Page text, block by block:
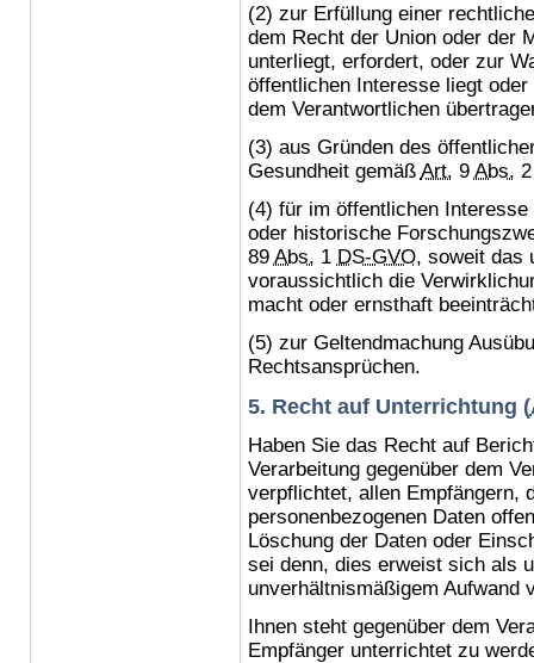
(2) zur Erfüllung einer
dem Recht der Union oder der
unterliegt, erfordert, oder zur
öffentlichen Interesse liegt
dem Verantwortlichen
(3) aus Gründen des
Gesundheit gemäß Art. 9 Abs.
(4) für im öffentlichen
oder historische
89 Abs. 1 DS-GVO, soweit das
voraussichtlich die
macht oder ernsthaft
(5) zur Geltendmachung
Rechtsansprüchen.
5. Recht auf Unterrichtung (
Haben Sie das Recht auf
Verarbeitung gegenüber dem
verpflichtet, allen Empfängern,
personenbezogenen Daten
Löschung der Daten oder
sei denn, dies erweist sich als
unverhältnismäßigem Aufwand
Ihnen steht gegenüber dem
Empfänger unterrichtet zu